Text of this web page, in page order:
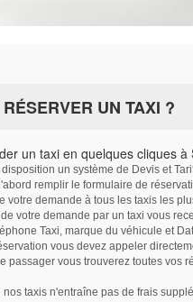
UN TAXI ?
un taxi en quelques cliques à
un système de Devis et
remplir le formulaire de
demande à tous les taxis les
votre demande par un taxi vous
Taxi, marque du véhicule et
vous devez appeler
vous trouverez toutes vos
taxis n'entraîne pas de frais